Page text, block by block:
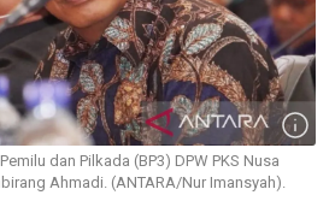
dan Pilkada (BP3) DPW PKS Nusa
Ahmadi. (ANTARA/Nur Imansyah).